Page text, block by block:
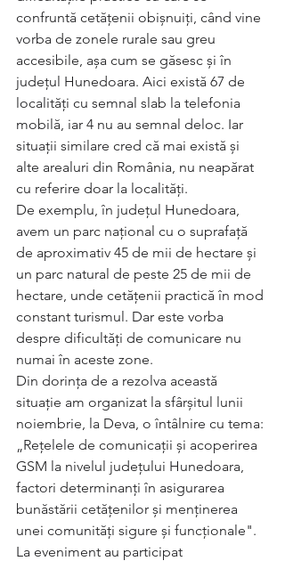
confruntă cetățenii obișnuiți, când vine
vorba de zonele rurale sau greu
accesibile, așa cum se găsesc și în
județul Hunedoara. Aici există 67 de
localități cu semnal slab la telefonia
mobilă, iar 4 nu au semnal deloc. Iar
situații similare cred că mai există și
alte arealuri din România, nu neapărat
cu referire doar la localități.
De exemplu, în județul Hunedoara,
avem un parc național cu o suprafață
de aproximativ 45 de mii de hectare și
un parc natural de peste 25 de mii de
hectare, unde cetățenii practică în mod
constant turismul. Dar este vorba
despre dificultăți de comunicare nu
numai în aceste zone.
Din dorința de a rezolva această
situație am organizat la sfârșitul lunii
noiembrie, la Deva, o întâlnire cu tema:
„Rețelele de comunicații și acoperirea
GSM la nivelul județului Hunedoara,
factori determinanți în asigurarea
bunăstării cetățenilor și menținerea
unei comunități sigure și funcționale".
La eveniment au participat